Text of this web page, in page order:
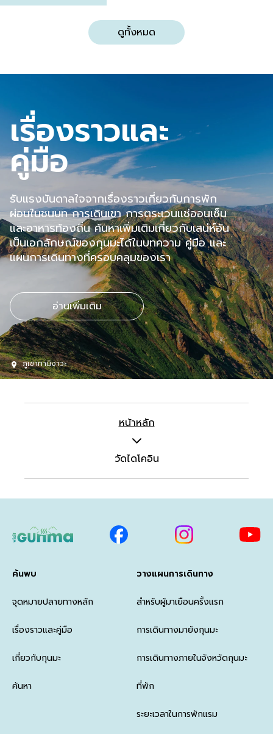
ดูทั้งหมด
เรื่องราวและ
คู่มือ
รับแรงบันดาลใจจากเรื่องราวเกี่ยวกับการพัก
ผ่อนในชนบท การเดินเขา การตระเวนแช่ออนเซ็น
และอาหารท้องถิ่น ค้นหาเพิ่มเติมเกี่ยวกับเสน่ห์อัน
เป็นเอกลักษณ์ของกุนมะได้ในบทความ คู่มือ และ
แผนการเดินทางที่ครอบคลุมของเรา
อ่านเพิ่มเติม
ภูเขาทานิงาวะ
หน้าหลัก
วัดไดโคอิน
ค้นพบ
จุดหมายปลายทางหลัก
เรื่องราวและคู่มือ
เกี่ยวกับกุนมะ
ค้นหา
วางแผนการเดินทาง
สำหรับผู้มาเยือนครั้งแรก
การเดินทางมายังกุนมะ
การเดินทางภายในจังหวัดกุนมะ
ที่พัก
ระยะเวลาในการพักแรม